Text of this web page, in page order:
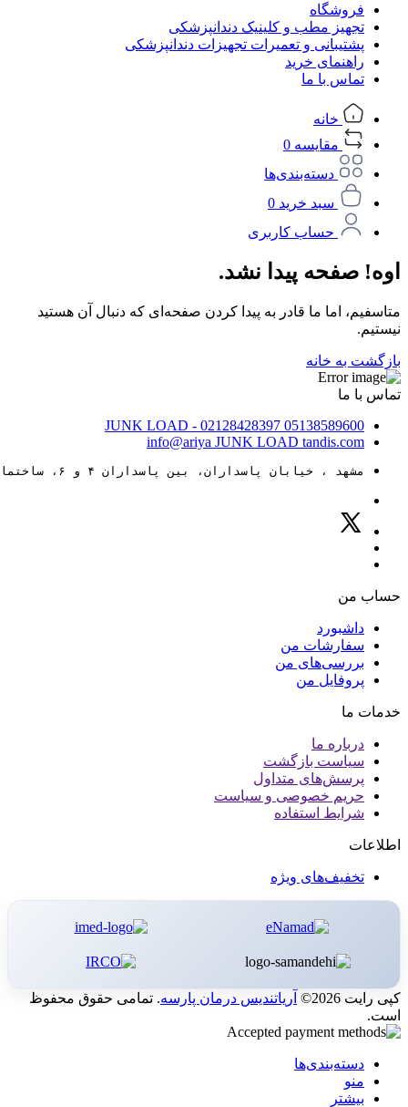
فروشگاه
تجهیز مطب و کلینیک دندانپزشکی
پشتیبانی و تعمیرات تجهیزات دندانپزشکی
راهنمای خرید
تماس با ما
خانه
مقایسه 0
دسته‌بندی‌ها
سبد خرید 0
حساب کاربری
اوه! صفحه پیدا نشد.
متاسفیم، اما ما قادر به پیدا کردن صفحه‌ای که دنبال آن هستید
نیستیم.
بازگشت به خانه
تماس با ما
05138589600
JUNK LOAD - 02128428397
info@ariya JUNK LOAD tandis.com
مشهد ، خیابان پاسداران، بین پاسداران ۴ و ۶، ساختمان ۸۸
حساب من
داشبورد
سفارشات من
بررسی‌های من
پروفایل من
خدمات ما
درباره ما
سیاست بازگشت
پرسش‌های متداول
حریم خصوصی و سیاست
شرایط استفاده
اطلاعات
تخفیف‌های ویژه
کپی رایت 2026© آریاتندیس درمان پارسه. تمامی حقوق محفوظ
است.
دسته‌بندی‌ها
منو
بیشتر